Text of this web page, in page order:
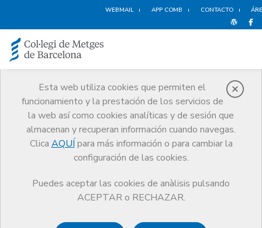
WEBMAIL APP COMB CONTACTO
Esta web utiliza cookies que permiten el
funcionamiento y la prestación de los servicios de
la web así como cookies analíticas y de sesión que
almacenan y recuperan información cuando navegas.
Clica AQUÍ para más información o para cambiar la
configuración de las cookies.
Puedes aceptar las cookies de anàlisis pulsando
ACEPTAR o RECHAZAR.
Noticias
Comunicación
Noticias
La actividad sanitaria se incluye en las ayudas de apoyo a la solvencia
empresarial en respuesta a la COVID-19